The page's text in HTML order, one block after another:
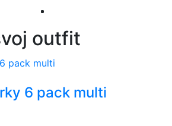
outfit
6 pack multi